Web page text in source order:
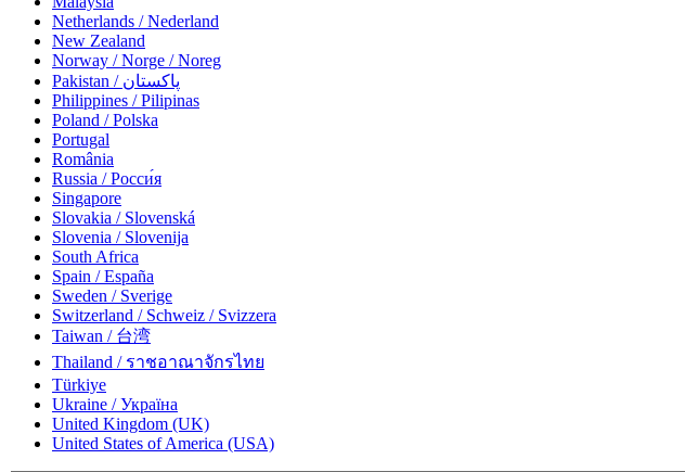
Netherlands / Nederland
New Zealand
Norway / Norge / Noreg
Pakistan / پاکستان
Philippines / Pilipinas
Poland / Polska
Portugal
România
Russia / Росси́я
Singapore
Slovakia / Slovenská
Slovenia / Slovenija
South Africa
Spain / España
Sweden / Sverige
Switzerland / Schweiz / Svizzera
Taiwan / 台湾
Thailand / ราชอาณาจักรไทย
Türkiye
Ukraine / Україна
United Kingdom (UK)
United States of America (USA)